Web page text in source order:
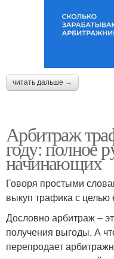
читать дальше →
Арбитраж
году: полное
начинающих
Говоря простыми
выкуп трафика с
Дословно арбитраж –
получения выгоды. А
перепродает